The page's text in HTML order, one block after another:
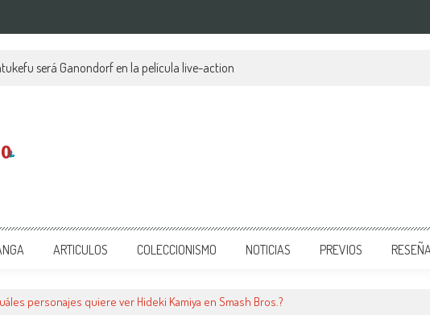
será Ganondorf en la película live-action
ARTICULOS COLECCIONISMO NOTICIAS PREVIOS
personajes quiere ver Hideki Kamiya en Smash Bros.?